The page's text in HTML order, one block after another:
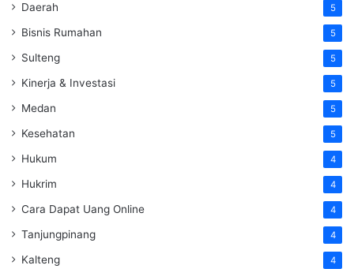
Daerah 5
Bisnis Rumahan 5
Sulteng 5
Kinerja & Investasi 5
Medan 5
Kesehatan 5
Hukum 4
Hukrim 4
Cara Dapat Uang Online 4
Tanjungpinang 4
Kalteng 4